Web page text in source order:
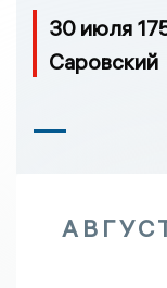
30 июля
Саровский